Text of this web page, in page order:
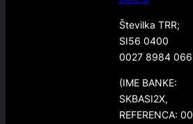
Številka TRR;
SI56 0400
0027 8984 066
(IME BANKE:
SKBASI2X,
REFERENCA: 00